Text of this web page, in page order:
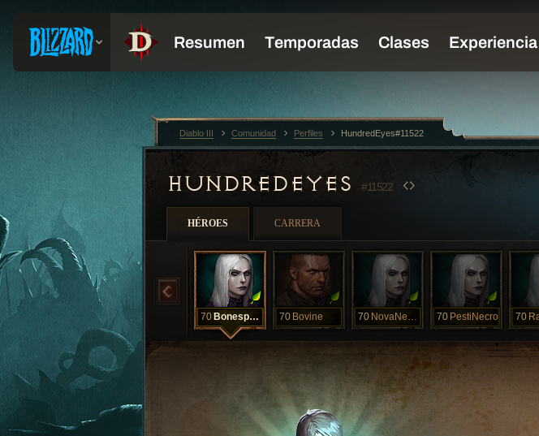
HUNDREDEYES #11522
HÉROES CARRERA
70 Bonespear 70 Bovine 70 NovaNecro 70 PestiNecro 70
Diablo III Comunidad Perfiles HundredEyes#11522